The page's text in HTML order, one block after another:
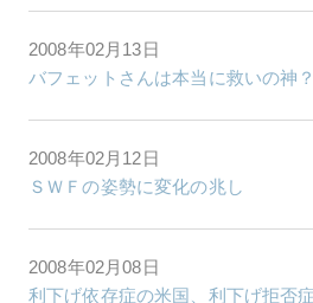
2008年02月13日
バフェットさんは本当に救いの神？
2008年02月12日
ＳＷＦの姿勢に変化の兆し
2008年02月08日
利下げ依存症の米国、利下げ拒否